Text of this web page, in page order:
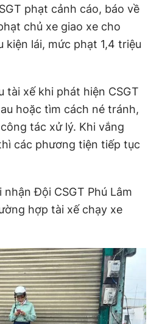
phạt cảnh cáo, báo về
chủ xe giao xe cho
kiện lái, mức phạt 1,4 triệu
tài xế khi phát hiện CSGT
hoặc tìm cách né tránh,
tác xử lý. Khi vắng
các phương tiện tiếp tục
nhận Đội CSGT Phú Lâm
hợp tài xế chạy xe